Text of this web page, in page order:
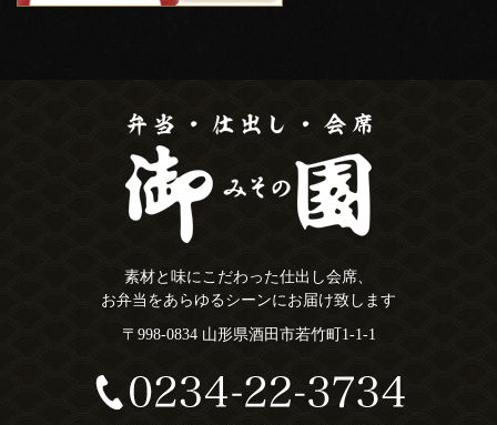
素材と味にこだわった仕出し会席、
お弁当をあらゆるシーンにお届け致します
〒998-0834 山形県酒田市若竹町1-1-1